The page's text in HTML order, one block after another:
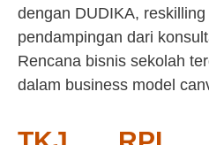
dengan DUDIKA,
pendampingan dari
Rencana bisnis sekolah
dalam business model